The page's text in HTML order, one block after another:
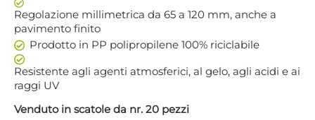
Regolazione millimetrica da 65 a 120 mm, anche a
pavimento finito
Prodotto in PP polipropilene 100% riciclabile
Resistente agli agenti atmosferici, al gelo, agli acidi e ai
raggi UV
Venduto in scatole da nr. 20 pezzi
SUPPORTO